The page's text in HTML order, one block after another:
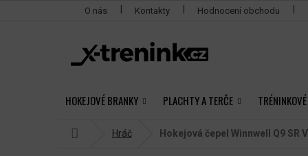
O nás Kontakty Hodnocení obchodu
HOKEJOVÉ BRANKY PLACHTY A TERČE
Hráč Hokejová čepel Winnwell Q9 SR